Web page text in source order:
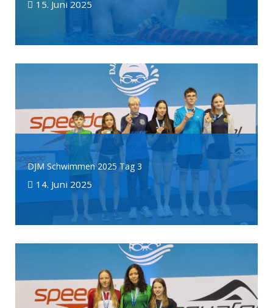
15. Juni 2025
DJM Schwimmen 2025 Tag 3
14. Juni 2025